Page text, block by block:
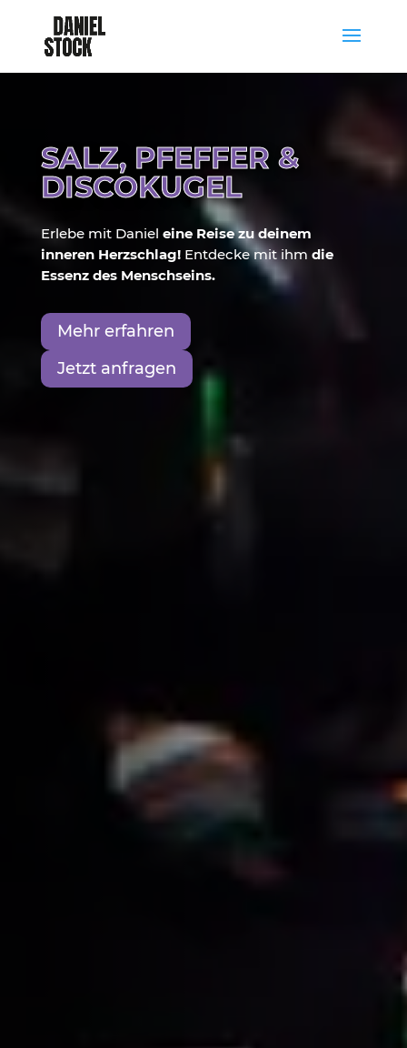
SALZ, PFEFFER &
DISCOKUGEL
Erlebe mit Daniel eine Reise zu deinem
inneren Herzschlag! Entdecke mit ihm die
Essenz des Menschseins.
Mehr erfahren
Jetzt anfragen